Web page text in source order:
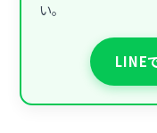
い。
LINE